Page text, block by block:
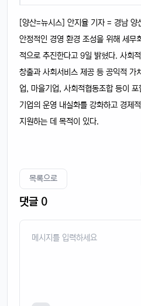
[양산=뉴시스] 안지율 기자 = 경남 양
안정적인 경영 환경 조성을 위해 세무
적으로 추진한다고 9일 밝혔다. 사회
창출과 사회서비스 제공 등 공익적 가
업, 마을기업, 사회적협동조합 등이
기업의 운영 내실화를 강화하고 경제
지원하는 데 목적이 있다.
목록으로
댓글 0